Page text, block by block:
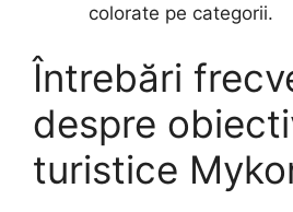
colorate pe categorii.
Întrebări
despre
turistice